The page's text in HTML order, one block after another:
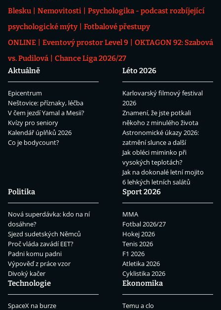
Blesku
Nemovitosti
Psychologika - podcast rozbíjející
psychologické mýty
Fotbalové přestupy
ONLINE
Eventový prostor Level 9
OKTAGON 92: Szabová
vs. Pudilová
Chance Liga 2026/27
Aktuálně
Epicentrum
Neštovice: příznaky, léčba
V čem jezdí Yamal a Mesii?
Kvízy pro seniory
Kalendář úplňků 2026
Co je bodycount?
Léto 2026
Karlovarský filmový festival
2026
Znamení, že jste potkali
někoho z minulého života
Astronomické úkazy 2026:
zatmění slunce a další
Jak obléci miminko při
vysokých teplotách?
Jak na dokonalé letní mojito
6 lehkých letních salátů
Politika
Nová superdávka: kdo na ní
dosáhne?
Sjezd sudetských Němců
Proč vláda zavádí EET?
Padni komu padni
Výpověď z práce vzor
Divoký kačer
Sport 2026
MMA
Fotbal 2026/27
Hokej 2026
Tenis 2026
F1 2026
Atletika 2026
Cyklistika 2026
Technologie
SpaceX na burze
Ekonomika
Temu a clo